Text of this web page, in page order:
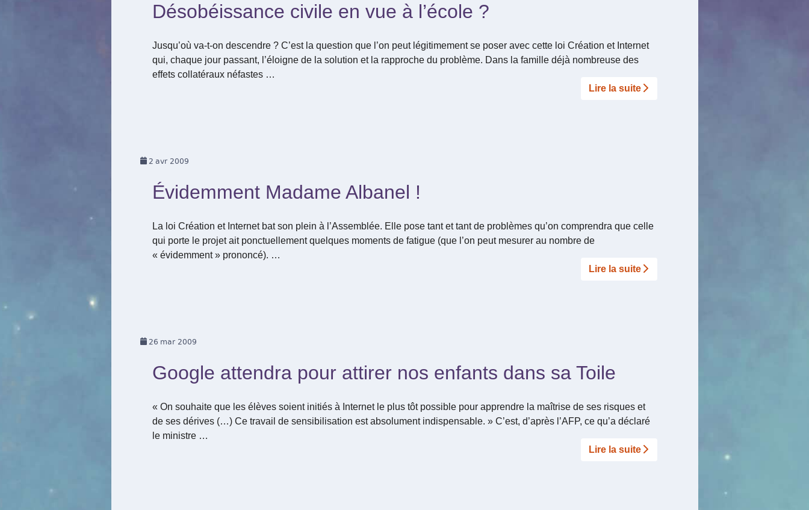
Désobéissance civile en vue à l’école ?
Jusqu’où va-t-on descendre ? C’est la question que l’on peut légitimement se poser avec cette loi Création et Internet
qui, chaque jour passant, l’éloigne de la solution et la rapproche du problème. Dans la famille déjà nombreuse des
effets collatéraux néfastes …
Lire la suite­­
2 avr 2009
Évidemment Madame Albanel !
La loi Création et Internet bat son plein à l’Assemblée. Elle pose tant et tant de problèmes qu’on comprendra que celle
qui porte le projet ait ponctuellement quelques moments de fatigue (que l’on peut mesurer au nombre de
« évidemment » prononcé). …
Lire la suite­­
26 mar 2009
Google attendra pour attirer nos enfants dans sa Toile
« On souhaite que les élèves soient initiés à Internet le plus tôt possible pour apprendre la maîtrise de ses risques et
de ses dérives (…) Ce travail de sensibilisation est absolument indispensable. » C’est, d’après l’AFP, ce qu’a déclaré
le ministre …
Lire la suite­­